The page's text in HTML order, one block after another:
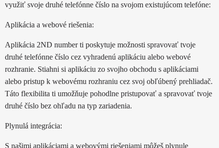
využiť svoje druhé telefónne číslo na svojom existujúcom telefóne:
Aplikácia a webové riešenia:
Aplikácia 2ND number ti poskytuje možnosti spravovať tvoje
druhé telefónne číslo cez vyhradenú aplikáciu alebo webové
rozhranie. Stiahni si aplikáciu zo svojho obchodu s aplikáciami
alebo pristup k webovému rozhraniu cez svoj obľúbený prehliadač.
Táto flexibilita ti umožňuje pohodlne pristupovať a spravovať tvoje
druhé číslo bez ohľadu na typ zariadenia.
Plynulá integrácia:
S našimi aplikáciami a webovými riešeniami môžeš plynule